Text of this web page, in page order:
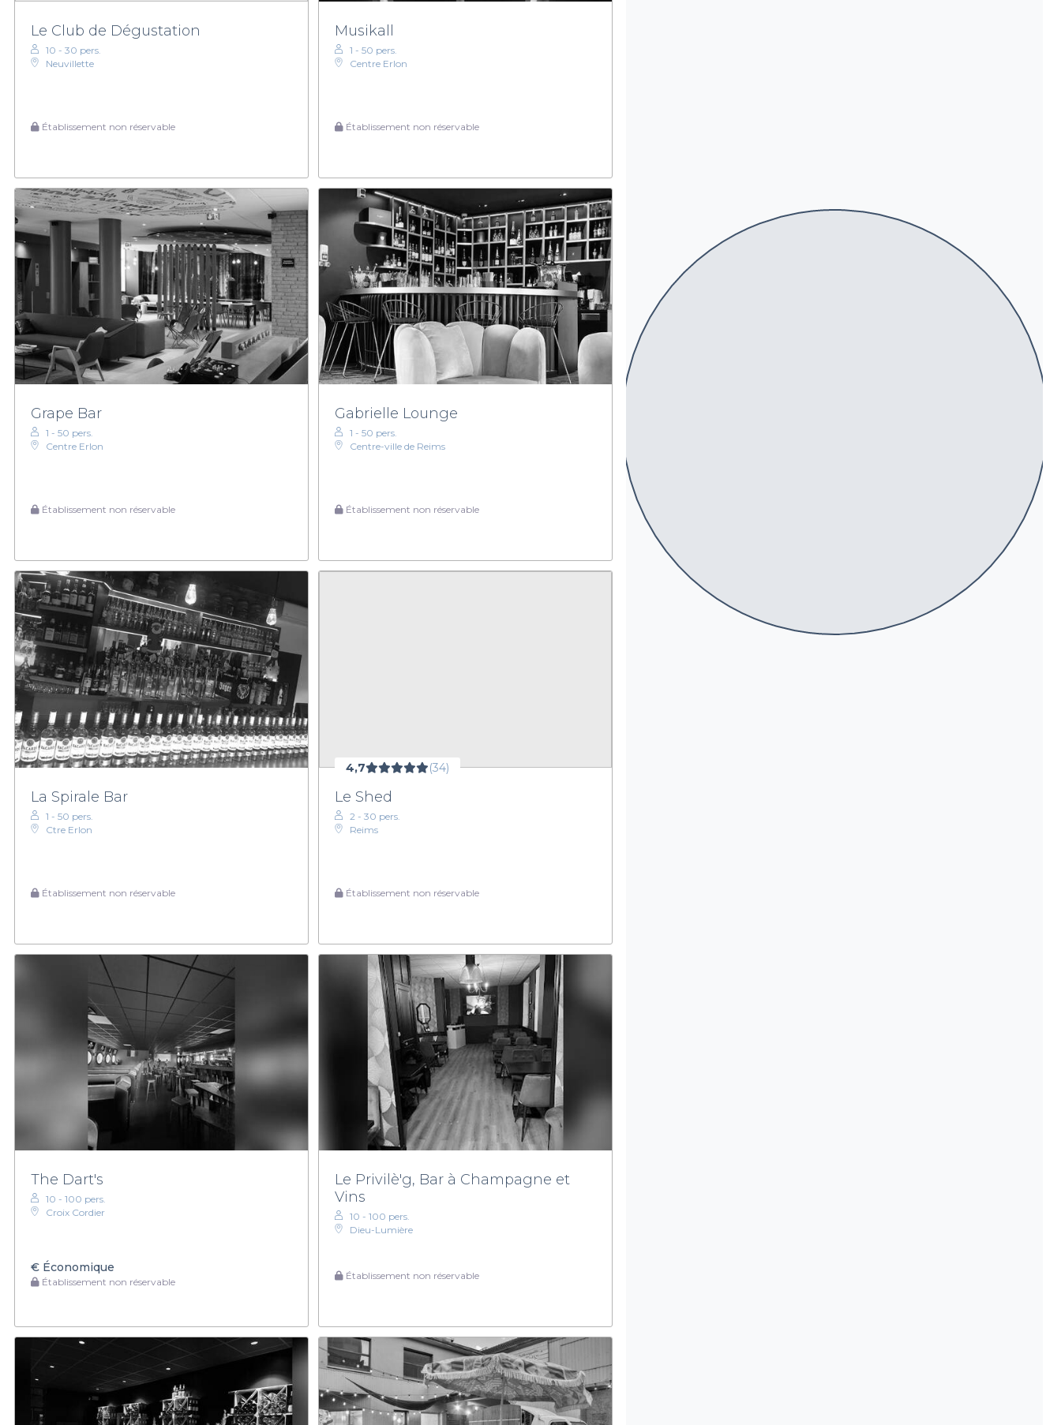
Le Club de Dégustation
10 - 30 pers.
Neuvillette
Établissement non réservable
Musikall
1 - 50 pers.
Centre Erlon
Établissement non réservable
Grape Bar
1 - 50 pers.
Centre Erlon
Établissement non réservable
Gabrielle Lounge
1 - 50 pers.
Centre-ville de Reims
Établissement non réservable
La Spirale Bar
1 - 50 pers.
Ctre Erlon
Établissement non réservable
4,7 (34)
Le Shed
2 - 30 pers.
Reims
Établissement non réservable
The Dart's
10 - 100 pers.
Croix Cordier
€ Économique
Établissement non réservable
Le Privilè'g, Bar à Champagne et
Vins
10 - 100 pers.
Dieu-Lumière
Établissement non réservable